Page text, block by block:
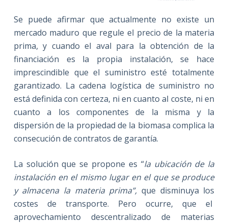
Se puede afirmar que actualmente no existe un
mercado maduro que regule el precio de la materia
prima, y cuando el aval para la obtención de la
financiación es la propia instalación, se hace
imprescindible que el suministro esté totalmente
garantizado. La cadena logística de suministro no
está definida con certeza, ni en cuanto al coste, ni en
cuanto a los componentes de la misma y la
dispersión de la propiedad de la biomasa complica la
consecución de contratos de garantía.
La solución que se propone es “la ubicación de la
instalación en el mismo lugar en el que se produce
y almacena la materia prima”, que disminuya los
costes de transporte. Pero ocurre, que el
aprovechamiento descentralizado de materias